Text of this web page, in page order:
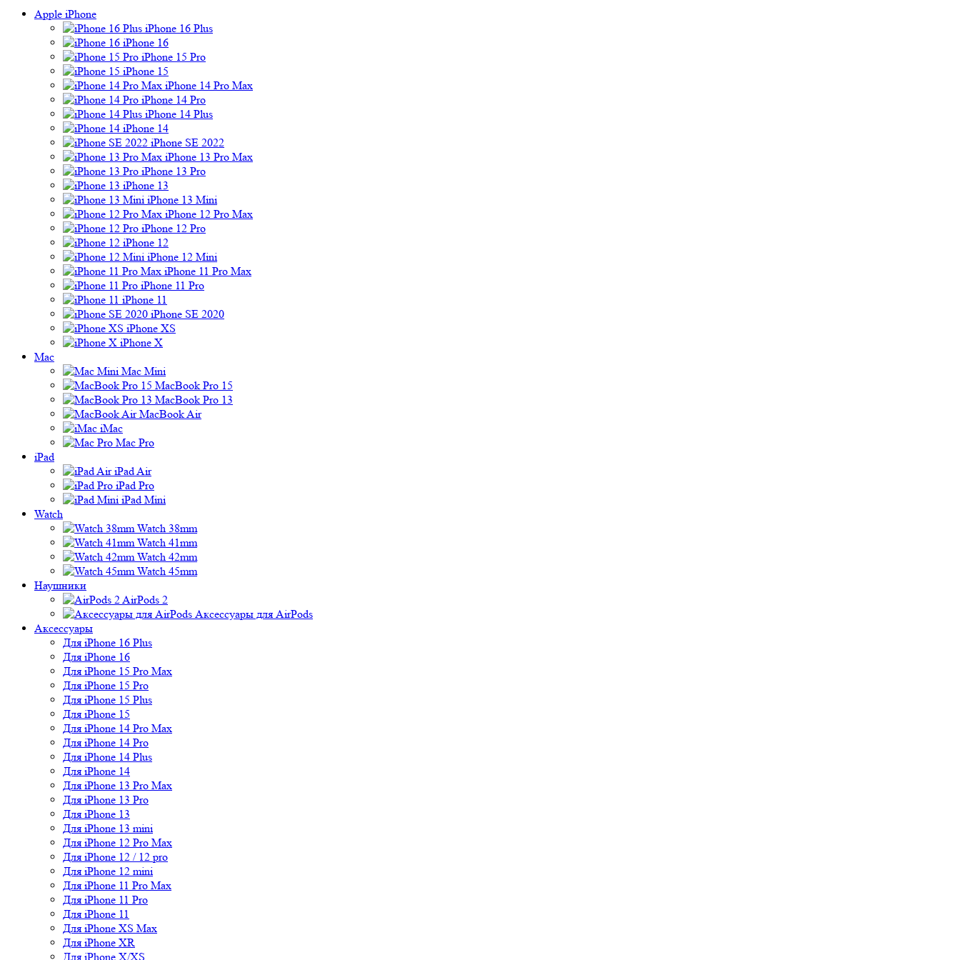
Apple iPhone
iPhone 16 Plus
iPhone 16
iPhone 15 Pro
iPhone 15
iPhone 14 Pro Max
iPhone 14 Pro
iPhone 14 Plus
iPhone 14
iPhone SE 2022
iPhone 13 Pro Max
iPhone 13 Pro
iPhone 13
iPhone 13 Mini
iPhone 12 Pro Max
iPhone 12 Pro
iPhone 12
iPhone 12 Mini
iPhone 11 Pro Max
iPhone 11 Pro
iPhone 11
iPhone SE 2020
iPhone XS
iPhone X
Mac
Mac Mini
MacBook Pro 15
MacBook Pro 13
MacBook Air
iMac
Mac Pro
iPad
iPad Air
iPad Pro
iPad Mini
Watch
Watch 38mm
Watch 41mm
Watch 42mm
Watch 45mm
Наушники
AirPods 2
Аксессуары для AirPods
Аксессуары
Для iPhone 16 Plus
Для iPhone 16
Для iPhone 15 Pro Max
Для iPhone 15 Pro
Для iPhone 15 Plus
Для iPhone 15
Для iPhone 14 Pro Max
Для iPhone 14 Pro
Для iPhone 14 Plus
Для iPhone 14
Для iPhone 13 Pro Max
Для iPhone 13 Pro
Для iPhone 13
Для iPhone 13 mini
Для iPhone 12 Pro Max
Для iPhone 12 / 12 pro
Для iPhone 12 mini
Для iPhone 11 Pro Max
Для iPhone 11 Pro
Для iPhone 11
Для iPhone XS Max
Для iPhone XR
Для iPhone X/XS